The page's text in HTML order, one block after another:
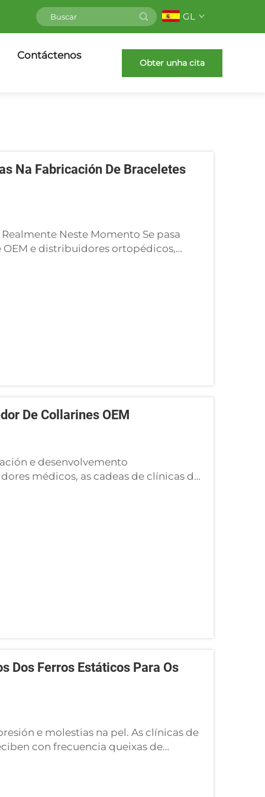
GL
Contáctenos
Obter unha cita
Na Fabricación De Braceletes
Neste Momento Se pasa
e distribuidores ortopédicos,
das conversas que dominaban a
para preguntar por...
De Collarines OEM
e desenvolvemento
médicos, as cadeas de clínicas de
novas enfrentan unha forte
súa propia liña de collares cervicais...
Dos Ferros Estáticos Para Os
e molestias na pel. As clínicas de
con frecuencia queixas de
usar ferros estáticos para os dedos